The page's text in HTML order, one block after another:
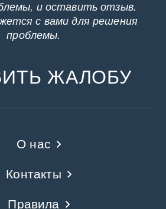
и оставить отзыв.
с вами для решения
проблемы.
ЖАЛОБУ
О нас
Контакты
Правила